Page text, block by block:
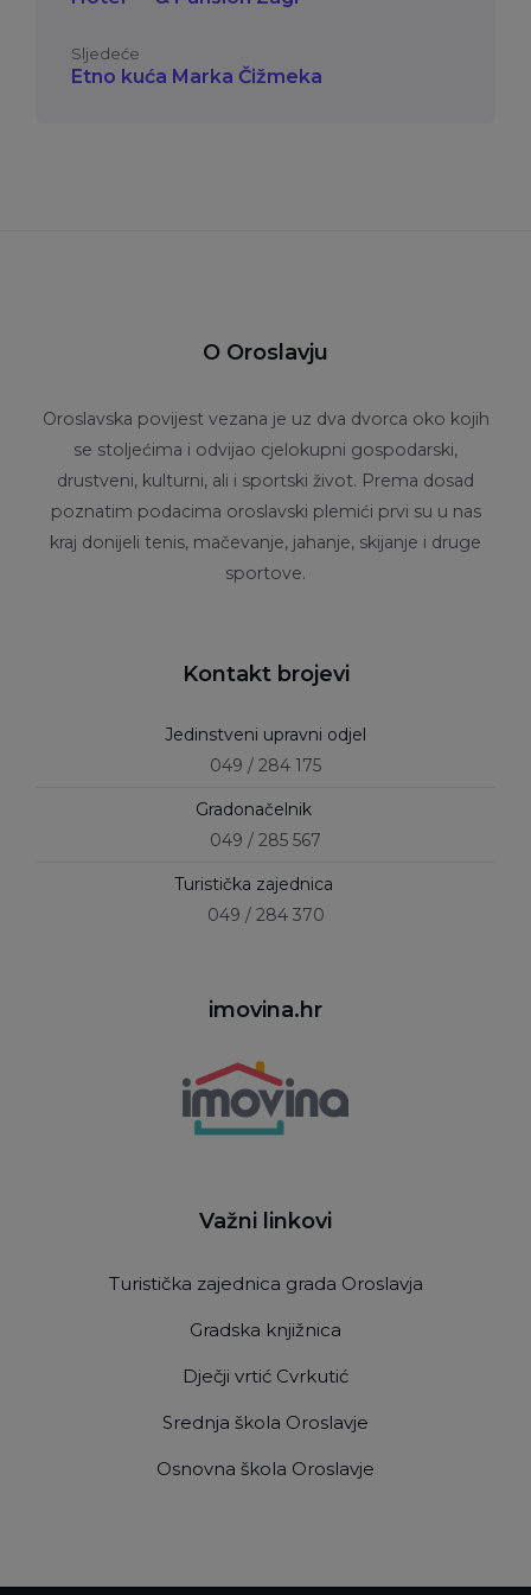
Sljedeće
Etno kuća Marka Čižmeka
O Oroslavju
Oroslavska povijest vezana je uz dva dvorca oko kojih
se stoljećima i odvijao cjelokupni gospodarski,
drustveni, kulturni, ali i sportski život. Prema dosad
poznatim podacima oroslavski plemići prvi su u nas
kraj donijeli tenis, mačevanje, jahanje, skijanje i druge
sportove.
Kontakt brojevi
Jedinstveni upravni odjel
049 / 284 175
Gradonačelnik
049 / 285 567
Turistička zajednica
049 / 284 370
imovina.hr
Važni linkovi
Turistička zajednica grada Oroslavja
Gradska knjižnica
Dječji vrtić Cvrkutić
Srednja škola Oroslavje
Osnovna škola Oroslavje